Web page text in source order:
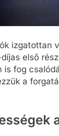
izgatottan
első
fog
a